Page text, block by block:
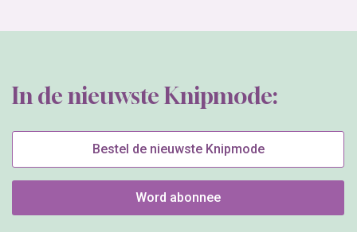
In de nieuwste Knipmode:
Bestel de nieuwste Knipmode
Word abonnee